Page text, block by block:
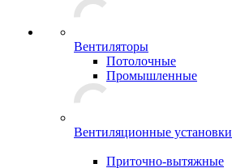
Вентиляторы
Потолочные
Промышленные
Вентиляционные установки
Приточно-вытяжные